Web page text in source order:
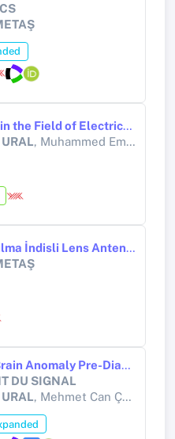
Innovations in the Field of Electrical-electronics and Communications
, Muhammed Emin ÖZYILMAZ, Hümeyra KARADENİZ
Gradyan Kırılma İndisli Lens Antenler: Temel İlkeler, Yapısal Türler, Performans Ölçütleri ve Modern Haberleşme Uygulamaları
Enhancing Brain Anomaly Pre-Diagnosis with Traditional Artificial Intelligence and Popular Deep Learning Models: A Comparative Analysis
DU SIGNAL
, Mehmet Can ÇALIM